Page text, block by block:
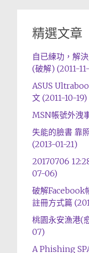
精選文章
自已練功，解
(破解) (2011-
ASUS
文 (2011-10-19)
MSN帳號外洩
失能的臉書 靠
(2013-01-21)
20170706
07-06)
破解Facebook
註冊方式篇
桃園永安漁港(
07)
A Phishing